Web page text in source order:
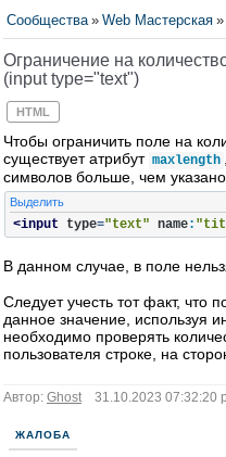
Сообщества » Web Мастерская »
Ограничение на
(input type="text")
HTML
Чтобы ограничить поле на
существует атрибут maxlength
символов больше, чем
Выделить
<input type="text" name:
В данном случае, в поле
Следует учесть тот факт, что
данное значение, используя
необходимо проверять
пользователя строке, на
Автор: Ghost31.10.2023 07:32:20
ЖАЛОБА